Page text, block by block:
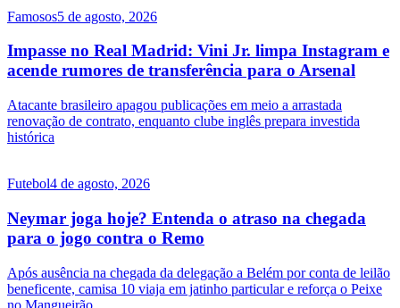
Famosos5 de agosto, 2026
Impasse no Real Madrid: Vini Jr. limpa Instagram e
acende rumores de transferência para o Arsenal
Atacante brasileiro apagou publicações em meio a arrastada
renovação de contrato, enquanto clube inglês prepara investida
histórica
Futebol4 de agosto, 2026
Neymar joga hoje? Entenda o atraso na chegada
para o jogo contra o Remo
Após ausência na chegada da delegação a Belém por conta de leilão
beneficente, camisa 10 viaja em jatinho particular e reforça o Peixe
no Mangueirão.